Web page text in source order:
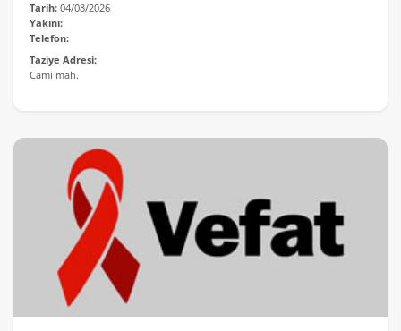
Tarih:04/08/2026
Yakını:
Telefon:
Taziye Adresi:
Cami mah.